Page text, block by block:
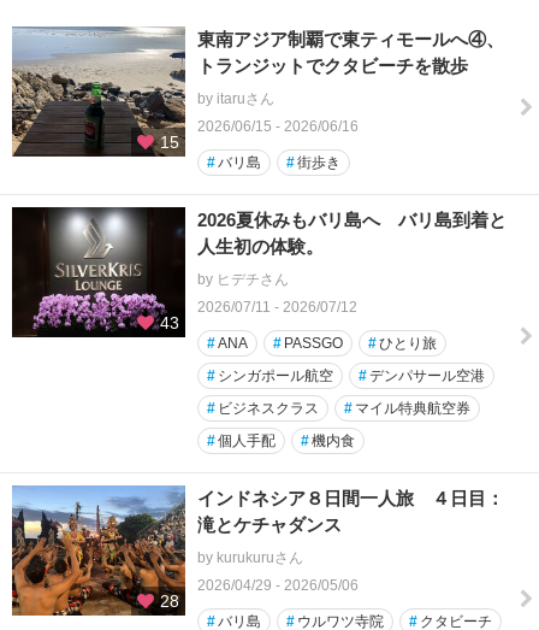
15
東南アジア制覇で東ティモールへ④、
トランジットでクタビーチを散歩
by itaruさん
2026/06/15 - 2026/06/16
#バリ島 #街歩き
43
2026夏休みもバリ島へ バリ島到着と
人生初の体験。
by ヒデチさん
2026/07/11 - 2026/07/12
#ANA # PASSGO #ひとり旅
# シンガポール航空 #デンパサール空港
# ビジネスクラス # マイル特典航空券
#個人手配 #機内食
28
インドネシア８日間一人旅 ４日目：
滝とケチャダンス
by kurukuruさん
2026/04/29 - 2026/05/06
#バリ島 # ウルワツ寺院 # クタビーチ